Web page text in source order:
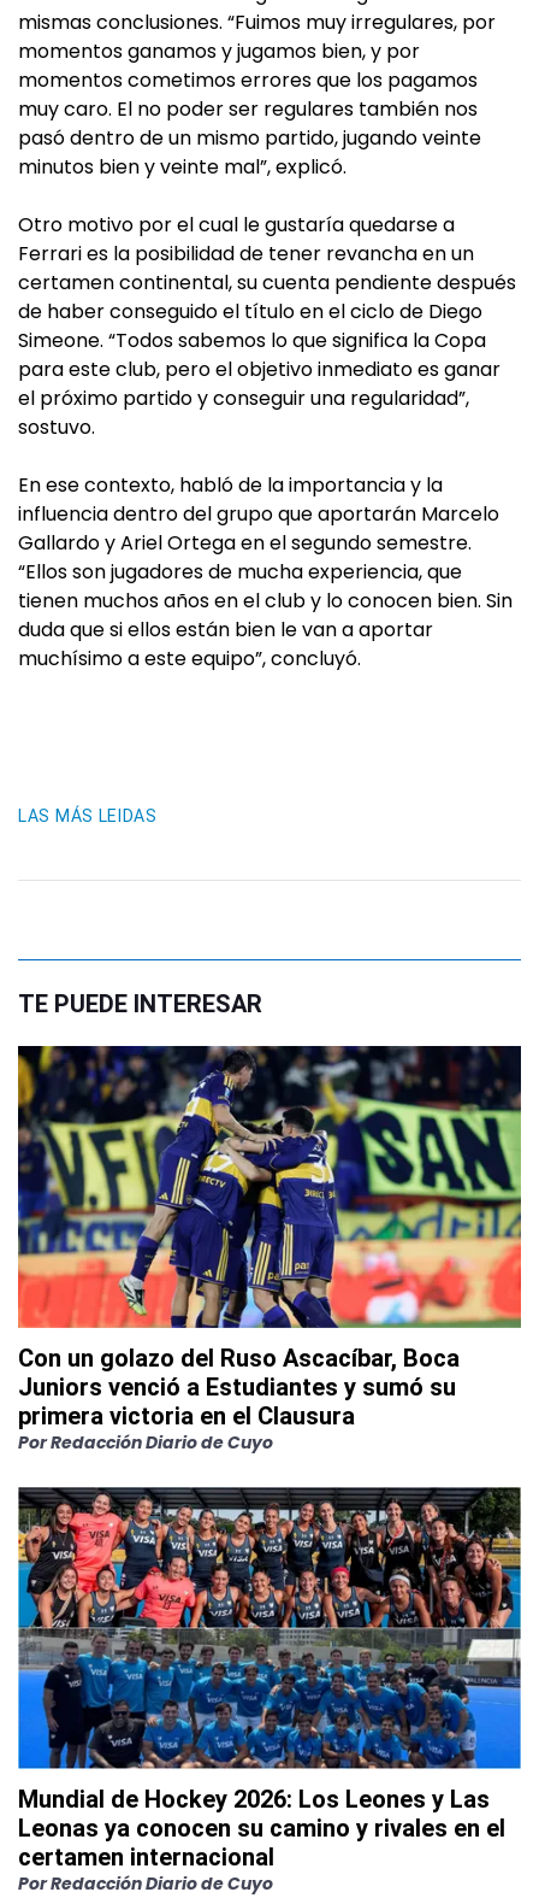
mismas conclusiones. “Fuimos muy irregulares, por
momentos ganamos y jugamos bien, y por
momentos cometimos errores que los pagamos
muy caro. El no poder ser regulares también nos
pasó dentro de un mismo partido, jugando veinte
minutos bien y veinte mal”, explicó.
Otro motivo por el cual le gustaría quedarse a
Ferrari es la posibilidad de tener revancha en un
certamen continental, su cuenta pendiente después
de haber conseguido el título en el ciclo de Diego
Simeone. “Todos sabemos lo que significa la Copa
para este club, pero el objetivo inmediato es ganar
el próximo partido y conseguir una regularidad”,
sostuvo.
En ese contexto, habló de la importancia y la
influencia dentro del grupo que aportarán Marcelo
Gallardo y Ariel Ortega en el segundo semestre.
“Ellos son jugadores de mucha experiencia, que
tienen muchos años en el club y lo conocen bien. Sin
duda que si ellos están bien le van a aportar
muchísimo a este equipo”, concluyó.
LAS MÁS LEIDAS
TE PUEDE INTERESAR
Con un golazo del Ruso Ascacíbar, Boca
Juniors venció a Estudiantes y sumó su
primera victoria en el Clausura
PorRedacción Diario de Cuyo
Mundial de Hockey 2026: Los Leones y Las
Leonas ya conocen su camino y rivales en el
certamen internacional
PorRedacción Diario de Cuyo